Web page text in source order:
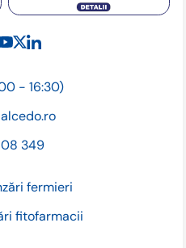
- 16:30)
349
fermieri
fitofarmacii